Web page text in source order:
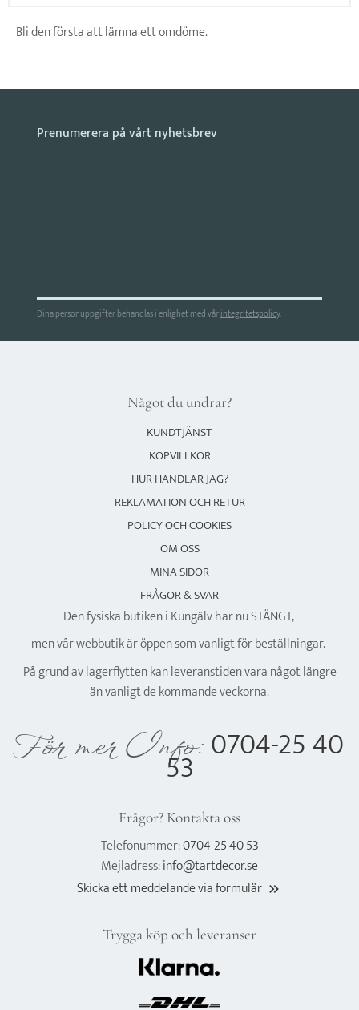
Bli den första att lämna ett omdöme.
Dina personuppgifter behandlas i enlighet med vårintegritetspolicy.
Något du undrar?
KUNDTJÄNST
KÖPVILLKOR
HUR HANDLAR JAG?
REKLAMATION OCH RETUR
POLICY OCH COOKIES
OM OSS
MINA SIDOR
FRÅGOR & SVAR
Den fysiska butiken i Kungälv har nu STÄNGT,
men vår webbutik är öppen som vanligt för beställningar.
På grund av lagerflytten kan leveranstiden vara något längre
än vanligt de kommande veckorna.
För mer Info: 0704-25 40
53
Frågor? Kontakta oss
Telefonummer:0704-25 40 53
Mejladress:info@tartdecor.se
Skicka ett meddelande via formulär keyboard_double_arrow_right
Trygga köp och leveranser